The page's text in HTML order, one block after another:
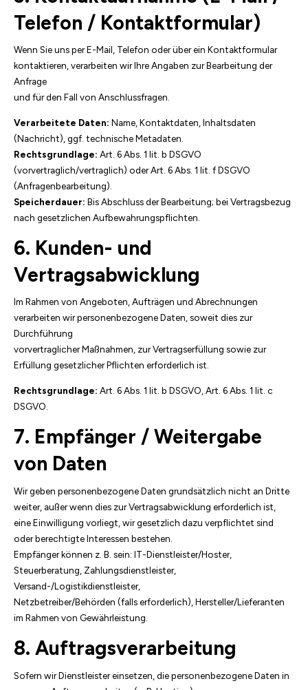
Telefon / Kontaktformular)
Wenn Sie uns per E-Mail, Telefon oder über ein Kontaktformular
kontaktieren, verarbeiten wir Ihre Angaben zur Bearbeitung der
Anfrage
und für den Fall von Anschlussfragen.
Verarbeitete Daten: Name, Kontaktdaten, Inhaltsdaten
(Nachricht), ggf. technische Metadaten.
Rechtsgrundlage: Art. 6 Abs. 1 lit. b DSGVO
(vorvertraglich/vertraglich) oder Art. 6 Abs. 1 lit. f DSGVO
(Anfragenbearbeitung).
Speicherdauer: Bis Abschluss der Bearbeitung; bei Vertragsbezug
nach gesetzlichen Aufbewahrungspflichten.
6. Kunden- und
Vertragsabwicklung
Im Rahmen von Angeboten, Aufträgen und Abrechnungen
verarbeiten wir personenbezogene Daten, soweit dies zur
Durchführung
vorvertraglicher Maßnahmen, zur Vertragserfüllung sowie zur
Erfüllung gesetzlicher Pflichten erforderlich ist.
Rechtsgrundlage: Art. 6 Abs. 1 lit. b DSGVO, Art. 6 Abs. 1 lit. c
DSGVO.
7. Empfänger / Weitergabe
von Daten
Wir geben personenbezogene Daten grundsätzlich nicht an Dritte
weiter, außer wenn dies zur Vertragsabwicklung erforderlich ist,
eine Einwilligung vorliegt, wir gesetzlich dazu verpflichtet sind
oder berechtigte Interessen bestehen.
Empfänger können z. B. sein: IT-Dienstleister/Hoster,
Steuerberatung, Zahlungsdienstleister,
Versand-/Logistikdienstleister,
Netzbetreiber/Behörden (falls erforderlich), Hersteller/Lieferanten
im Rahmen von Gewährleistung.
8. Auftragsverarbeitung
Sofern wir Dienstleister einsetzen, die personenbezogene Daten in